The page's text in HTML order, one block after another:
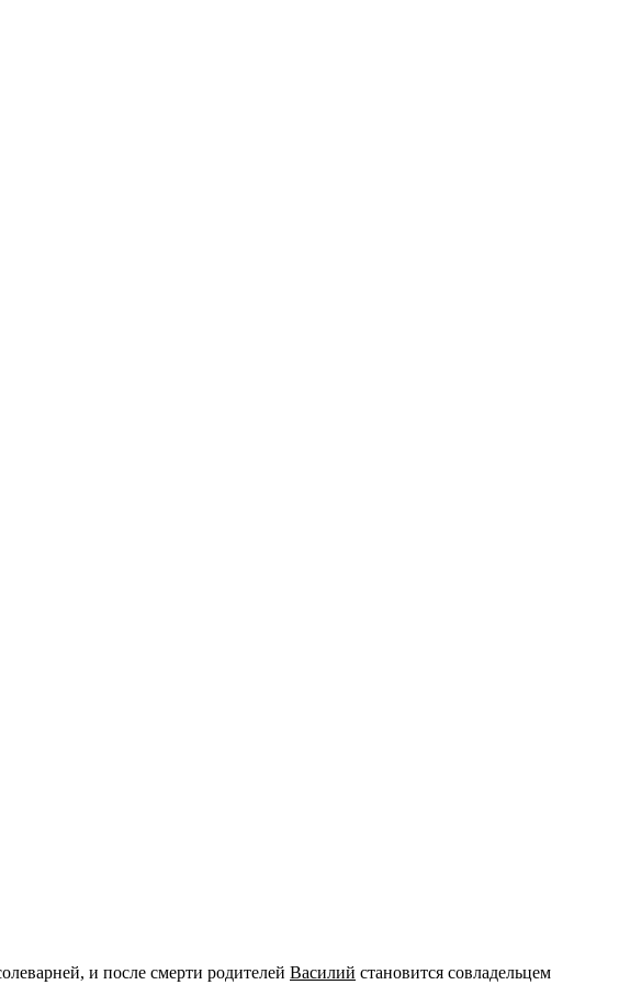
и после смерти родителей Василий становится совладельцем